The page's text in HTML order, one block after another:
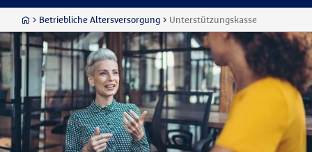
Betriebliche Altersversorgung Unterstützungskasse